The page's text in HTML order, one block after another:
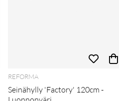
REFORMA
Seinähylly 'Factory' 120cm -